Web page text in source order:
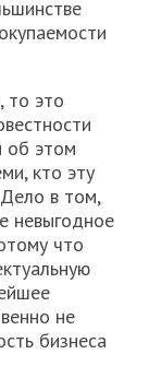
то это
об этом
кто эту
в том,
невыгодное
что
не
бизнеса